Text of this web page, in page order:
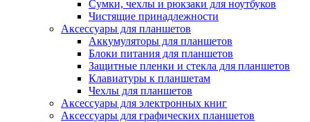
Сумки, чехлы и рюкзаки для ноутбуков
Чистящие принадлежности
Аксессуары для планшетов
Аккумуляторы для планшетов
Блоки питания для планшетов
Защитные пленки и стекла для планшетов
Клавиатуры к планшетам
Чехлы для планшетов
Аксессуары для электронных книг
Аксессуары для графических планшетов